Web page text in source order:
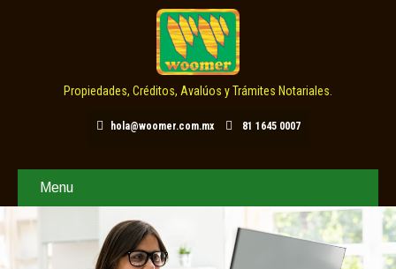
Propiedades, Créditos, Avalúos y Trámites Notariales.
hola@woomer.com.mx 81 1645 0007
Menu